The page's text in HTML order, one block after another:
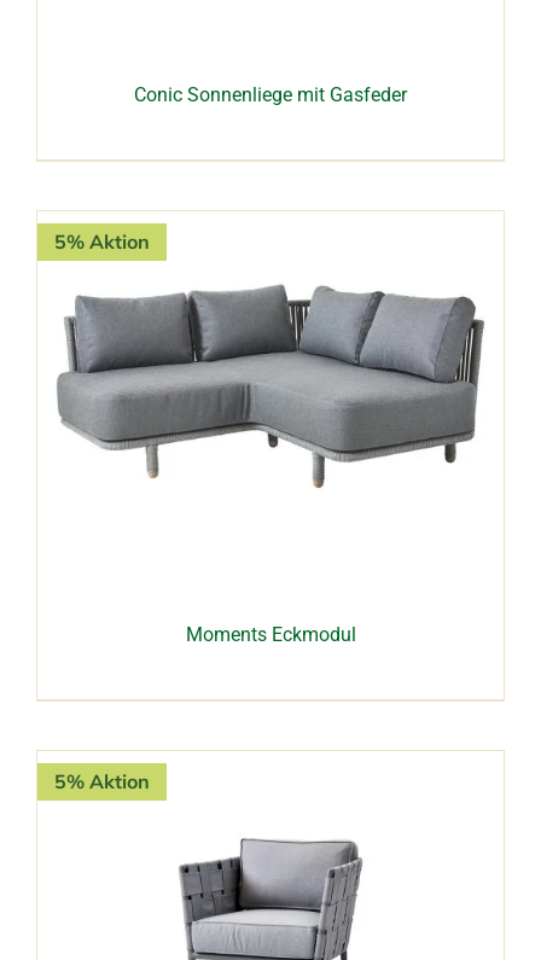
Conic Sonnenliege mit Gasfeder
5% Aktion
Moments Eckmodul
5% Aktion